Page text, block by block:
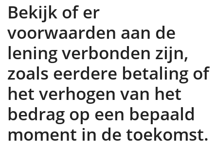
Bekijk of er
voorwaarden aan de
lening verbonden zijn,
zoals eerdere betaling of
het verhogen van het
bedrag op een bepaald
moment in de toekomst.